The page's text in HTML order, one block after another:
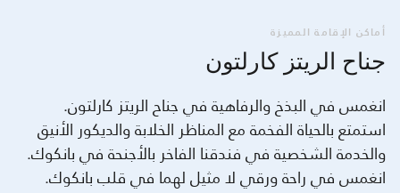
أماكن الإقامة المميزة
جناح الريتز كارلتون
انغمس في البذخ والرفاهية في جناح الريتز كارلتون.
استمتع بالحياة الفخمة مع المناظر الخلابة والديكور الأنيق
والخدمة الشخصية في فندقنا الفاخر بالأجنحة في بانكوك.
انغمس في راحة ورقي لا مثيل لهما في قلب بانكوك.